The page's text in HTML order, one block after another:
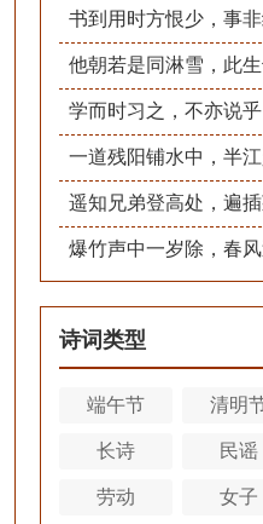
书到用时方恨少，事非
他朝若是同淋雪，此生
学而时习之，不亦说乎
一道残阳铺水中，半江
遥知兄弟登高处，遍插
爆竹声中一岁除，春风
诗词类型
端午节 清明
长诗 民谣
劳动 女子